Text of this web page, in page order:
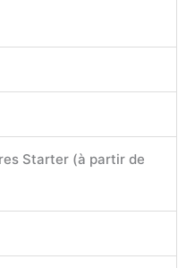
Starter (à partir de